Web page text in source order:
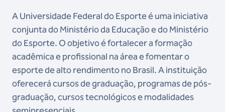
A Universidade Federal do Esporte é uma iniciativa
conjunta do Ministério da Educação e do Ministério
do Esporte. O objetivo é fortalecer a formação
acadêmica e profissional na área e fomentar o
esporte de alto rendimento no Brasil. A instituição
oferecerá cursos de graduação, programas de pós-
graduação, cursos tecnológicos e modalidades